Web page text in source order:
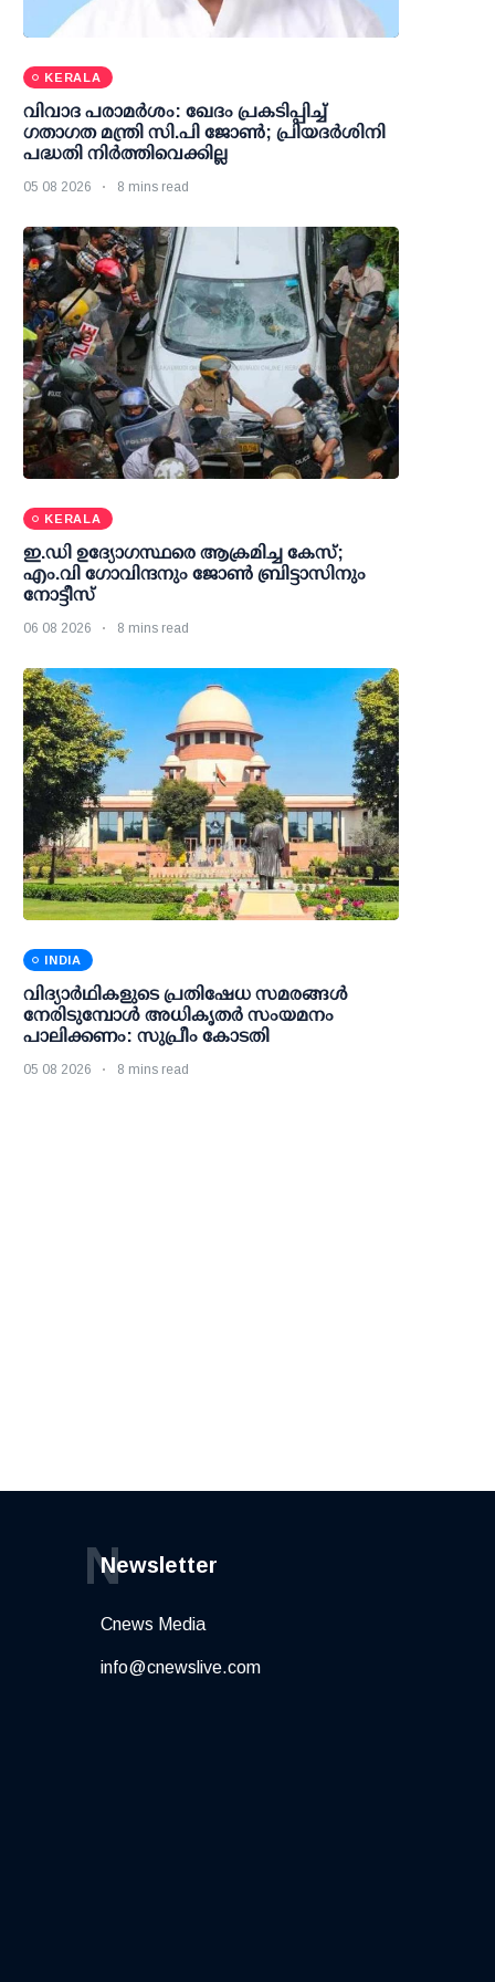
KERALA
വിവാദ പരാമര്‍ശം: ഖേദം പ്രകടിപ്പിച്ച്
ഗതാഗത മന്ത്രി സി.പി ജോണ്‍; പ്രിയദര്‍ശിനി
പദ്ധതി നിര്‍ത്തിവെക്കില്ല
05 08 2026 8 mins read
KERALA
ഇ.ഡി ഉദ്യോഗസ്ഥരെ ആക്രമിച്ച കേസ്;
എം.വി ഗോവിന്ദനും ജോണ്‍ ബ്രിട്ടാസിനും
നോട്ടീസ്
06 08 2026 8 mins read
INDIA
വിദ്യാര്‍ഥികളുടെ പ്രതിഷേധ സമരങ്ങള്‍
നേരിടുമ്പോള്‍ അധികൃതര്‍ സംയമനം
പാലിക്കണം: സുപ്രീം കോടതി
05 08 2026 8 mins read
Newsletter
N
Cnews Media
info@cnewslive.com